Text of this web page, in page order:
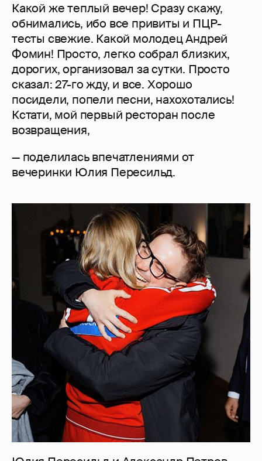
Какой же теплый вечер! Сразу скажу,
обнимались, ибо все привиты и ПЦР-
тесты свежие. Какой молодец Андрей
Фомин! Просто, легко собрал близких,
дорогих, организовал за сутки. Просто
сказал: 27-го жду, и все. Хорошо
посидели, попели песни, нахохотались!
Кстати, мой первый ресторан после
возвращения,
— поделилась впечатлениями от
вечеринки Юлия Пересильд.